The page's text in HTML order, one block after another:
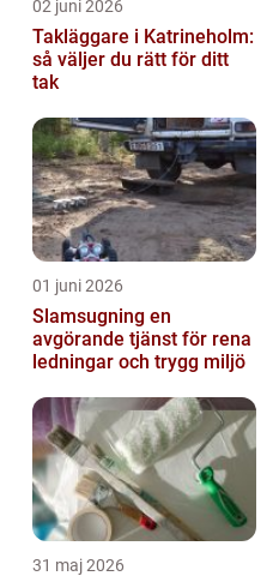
02 juni 2026
Takläggare i Katrineholm:
så väljer du rätt för ditt
tak
01 juni 2026
Slamsugning en
avgörande tjänst för rena
ledningar och trygg miljö
31 maj 2026